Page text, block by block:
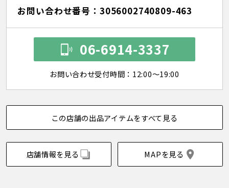
お問い合わせ番号：3056002740809-463
06-6914-3337
お問い合わせ受付時間：12:00～19:00
この店舗の出品アイテムをすべて見る
店舗情報を見る MAPを見る